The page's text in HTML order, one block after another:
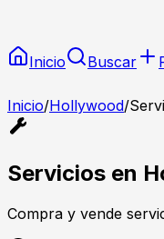
Inicio Buscar
Inicio/Hollywood/
Servicios en
Compra y vende